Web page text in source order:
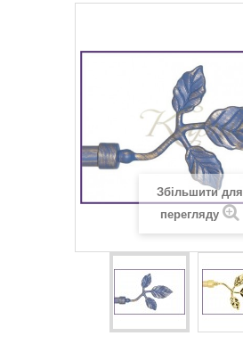
Збільшити для
перегляду